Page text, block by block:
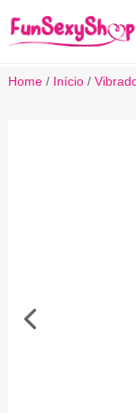
Home/ Início/